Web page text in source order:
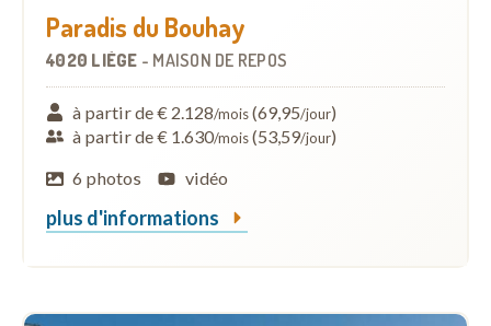
Paradis du Bouhay
4020 LIÈGE - MAISON DE REPOS
à partir de € 2.128/mois(69,95/jour)
à partir de € 1.630/mois(53,59/jour)
6 photos
vidéo
plus d'informations